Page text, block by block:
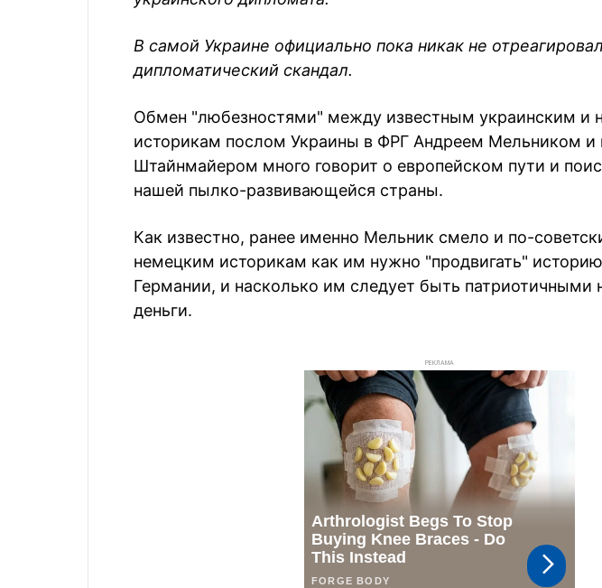
В самой Украине официально пока никак не
дипломатический скандал.
Обмен "любезностями" между известным украинским и
историкам послом Украины в ФРГ Андреем Мельником и
Штайнмайером много говорит о европейском пути и
нашей пылко-развивающейся страны.
Как известно, ранее именно Мельник смело и по-
немецким историкам как им нужно "продвигать"
Германии, и насколько им следует быть патриотичными
деньги.
РЕКЛАМА